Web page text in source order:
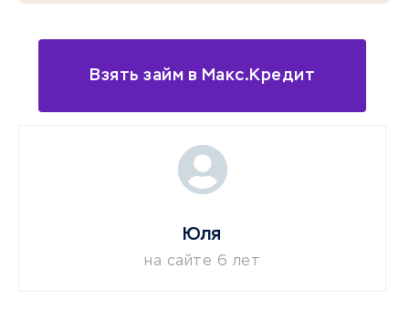
Взять займ в Макс.Кредит
Юля
на сайте 6 лет